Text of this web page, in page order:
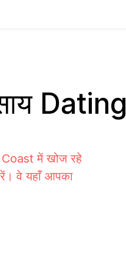
Dating
Coast में खोज रहे
वे यहाँ आपका